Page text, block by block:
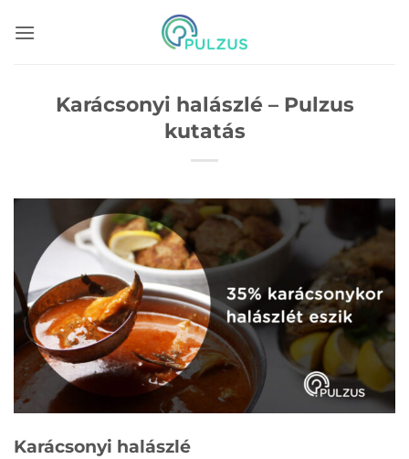
Karácsonyi halászlé – Pulzus
kutatás
Karácsonyi halászlé